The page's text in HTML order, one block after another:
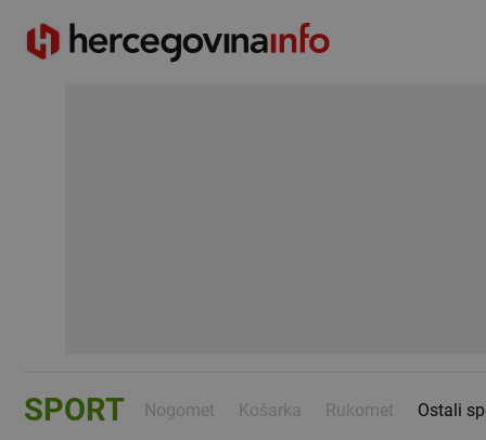
SPORT Nogomet Košarka Rukomet Ostali